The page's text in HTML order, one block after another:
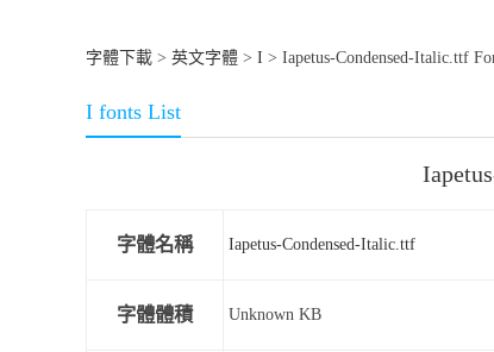
字體下載 > 英文字體 > I > Iapetus-Condensed-Italic.ttf
I fonts List
字體名稱 Iapetus-Condensed-Italic.ttf
字體體積 Unknown KB